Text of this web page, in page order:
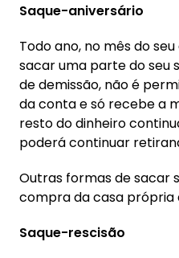
Saque-aniversário
Todo ano, no mês do
sacar uma parte do seu
de demissão, não é
da conta e só recebe a
resto do dinheiro
poderá continuar
Outras formas de sacar
compra da casa própria
Saque-rescisão